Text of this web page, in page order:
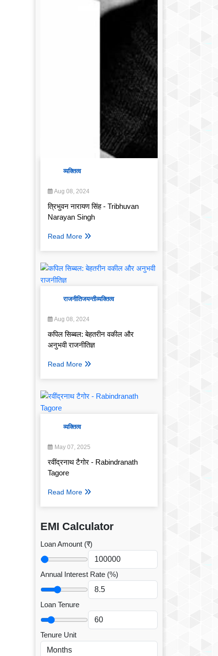
व्यक्तित्व
Aug 08, 2024
त्रिभुवन नारायण सिंह - Tribhuvan
Narayan Singh
Read More
राजनीतिजयन्तीव्यक्तित्व
Aug 08, 2024
कपिल सिब्बल: बेहतरीन वकील और
अनुभवी राजनीतिज्ञ
Read More
व्यक्तित्व
May 07, 2025
रवींद्रनाथ टैगोर - Rabindranath
Tagore
Read More
EMI Calculator
Loan Amount (₹)
Annual Interest Rate (%)
Loan Tenure
Tenure Unit